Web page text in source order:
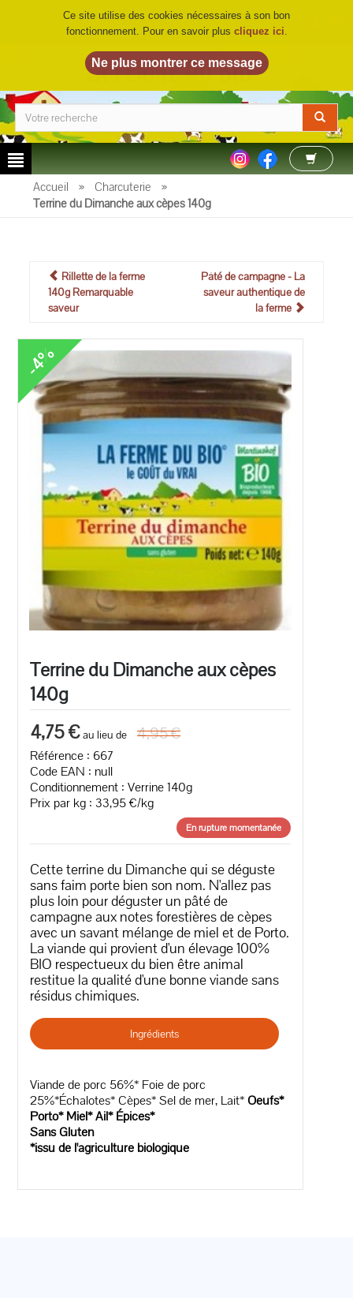
LA FERME DU BIO©
Accueil » Charcuterie
»
Terrine du Dimanche aux cèpes 140g
Rillette de la ferme
140g Remarquable
saveur
Pâté de campagne - La
saveur authentique de
la ferme
-4%
Terrine du Dimanche aux cèpes
140g
4,75 €au lieu de 4,95 €
Référence : 667
Code EAN : null
Conditionnement : Verrine 140g
Prix par kg : 33,95 €/kg
En rupture momentanée
Cette terrine du Dimanche qui se déguste
sans faim porte bien son nom. N'allez pas
plus loin pour déguster un pâté de
campagne aux notes forestières de cèpes
avec un savant mélange de miel et de Porto.
La viande qui provient d'un élevage 100%
BIO respectueux du bien être animal
restitue la qualité d'une bonne viande sans
résidus chimiques.
Ingrédients
Viande de porc 56%* Foie de porc
25%*Échalotes* Cèpes* Sel de mer, Lait* Oeufs*
Porto* Miel* Ail* Épices*
Sans Gluten
*issu de l'agriculture biologique
Ce site utilise des cookies nécessaires à son bon
fonctionnement. Pour en savoir plus cliquez ici.